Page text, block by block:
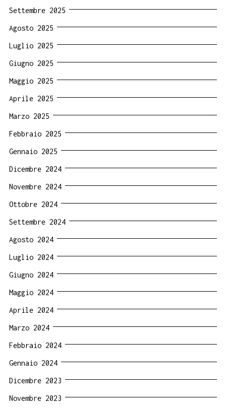
Settembre 2025
Agosto 2025
Luglio 2025
Giugno 2025
Maggio 2025
Aprile 2025
Marzo 2025
Febbraio 2025
Gennaio 2025
Dicembre 2024
Novembre 2024
Ottobre 2024
Settembre 2024
Agosto 2024
Luglio 2024
Giugno 2024
Maggio 2024
Aprile 2024
Marzo 2024
Febbraio 2024
Gennaio 2024
Dicembre 2023
Novembre 2023